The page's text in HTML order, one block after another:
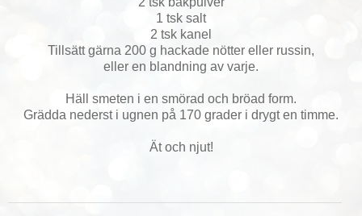
1 tsk salt
2 tsk kanel
Tillsätt gärna 200 g hackade nötter eller russin,
eller en blandning av varje.
Häll smeten i en smörad och bröad form.
Grädda nederst i ugnen på 170 grader i drygt en timme.
Ät och njut!